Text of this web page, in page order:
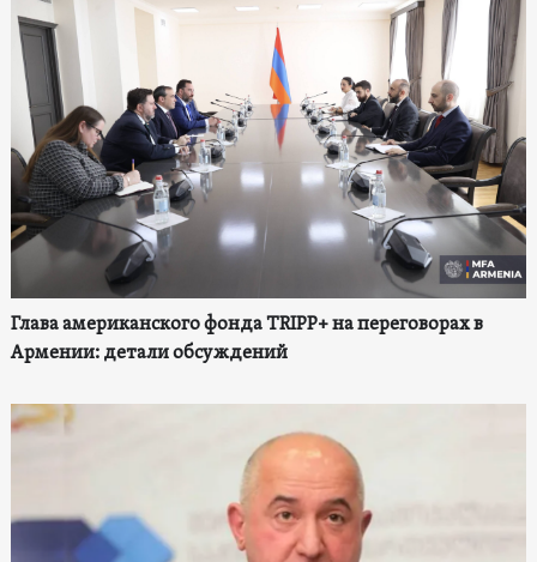
Глава американского фонда TRIPP+ на переговорах в
Армении: детали обсуждений